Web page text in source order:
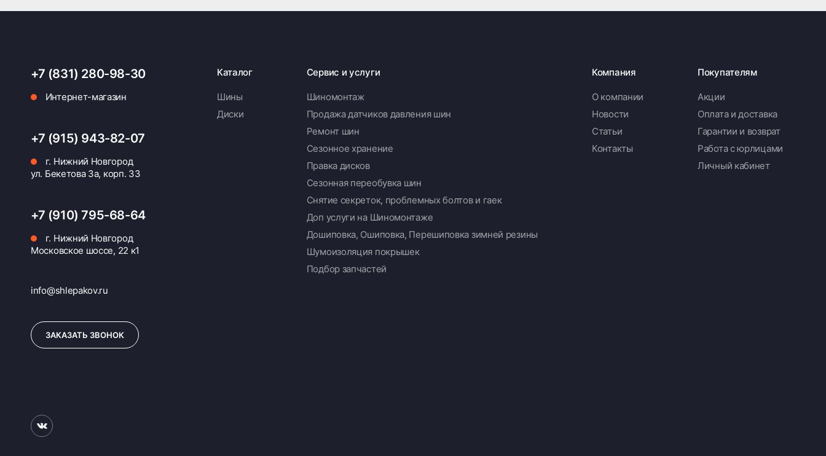
+7 (831) 280-98-30
Интернет-магазин
+7 (915) 943-82-07
г. Нижний Новгород
ул. Бекетова 3а, корп. 33
+7 (910) 795-68-64
г. Нижний Новгород
Московское шоссе, 22 к1
info@shlepakov.ru
ЗАКАЗАТЬ ЗВОНОК
Каталог
Шины
Диски
Сервис и услуги
Шиномонтаж
Продажа датчиков давления шин
Ремонт шин
Сезонное хранение
Правка дисков
Сезонная переобувка шин
Снятие секреток, проблемных болтов и гаек
Доп услуги на Шиномонтаже
Дошиповка, Ошиповка, Перешиповка зимней резины
Шумоизоляция покрышек
Подбор запчастей
Компания
О компании
Новости
Статьи
Контакты
Покупателям
Акции
Оплата и доставка
Гарантии и возврат
Работа с юрлицами
Личный кабинет